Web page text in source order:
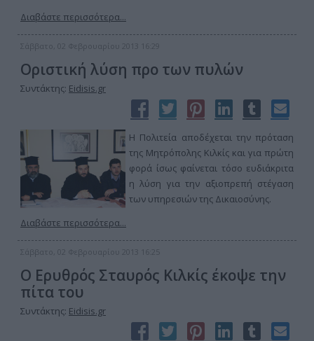
Διαβάστε περισσότερα...
Σάββατο, 02 Φεβρουαρίου 2013 16:29
Οριστική λύση προ των πυλών
Συντάκτης: Eidisis.gr
Η Πολιτεία αποδέχεται την πρόταση
της Μητρόπολης Κιλκίς και για πρώτη
φορά ίσως φαίνεται τόσο ευδιάκριτα
η λύση για την αξιοπρεπή στέγαση
των υπηρεσιών της Δικαιοσύνης.
Διαβάστε περισσότερα...
Σάββατο, 02 Φεβρουαρίου 2013 16:25
Ο Ερυθρός Σταυρός Κιλκίς έκοψε την
πίτα του
Συντάκτης: Eidisis.gr